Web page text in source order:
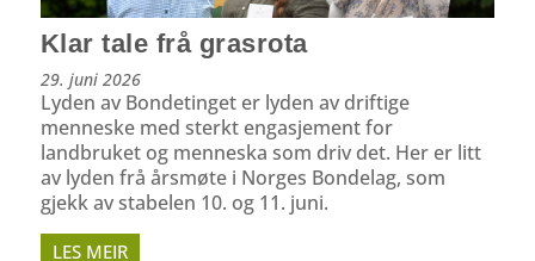
Klar tale frå grasrota
29. juni 2026
Lyden av Bondetinget er lyden av driftige
menneske med sterkt engasjement for
landbruket og menneska som driv det. Her er litt
av lyden frå årsmøte i Norges Bondelag, som
gjekk av stabelen 10. og 11. juni.
LES MEIR